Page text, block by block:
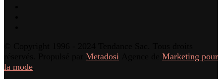
Metadosi
Marketing pour
la mode